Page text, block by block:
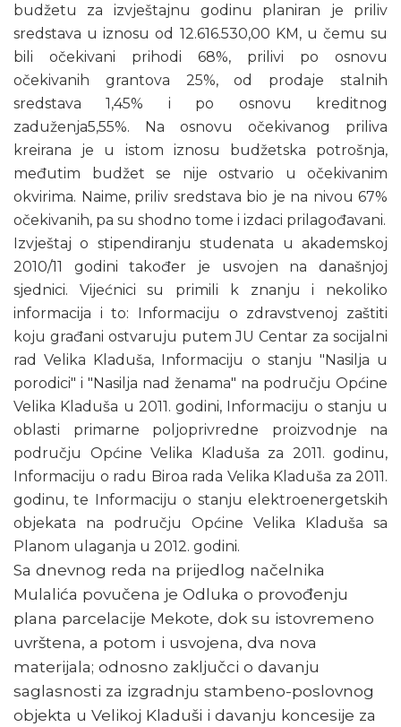
budžetu za izvještajnu godinu planiran je priliv
sredstava u iznosu od 12.616.530,00 KM, u čemu su
bili očekivani prihodi 68%, prilivi po osnovu
očekivanih grantova 25%, od prodaje stalnih
sredstava 1,45% i po osnovu kreditnog
zaduženja5,55%. Na osnovu očekivanog priliva
kreirana je u istom iznosu budžetska potrošnja,
međutim budžet se nije ostvario u očekivanim
okvirima. Naime, priliv sredstava bio je na nivou 67%
očekivanih, pa su shodno tome i izdaci prilagođavani.
Izvještaj o stipendiranju studenata u akademskoj
2010/11 godini također je usvojen na današnjoj
sjednici. Vijećnici su primili k znanju i nekoliko
informacija i to: Informaciju o zdravstvenoj zaštiti
koju građani ostvaruju putem JU Centar za socijalni
rad Velika Kladuša, Informaciju o stanju "Nasilja u
porodici" i "Nasilja nad ženama" na području Općine
Velika Kladuša u 2011. godini, Informaciju o stanju u
oblasti primarne poljoprivredne proizvodnje na
području Općine Velika Kladuša za 2011. godinu,
Informaciju o radu Biroa rada Velika Kladuša za 2011.
godinu, te Informaciju o stanju elektroenergetskih
objekata na području Općine Velika Kladuša sa
Planom ulaganja u 2012. godini.
Sa dnevnog reda na prijedlog načelnika
Mulalića povučena je Odluka o provođenju
plana parcelacije Mekote, dok su istovremeno
uvrštena, a potom i usvojena, dva nova
materijala; odnosno zaključci o davanju
saglasnosti za izgradnju stambeno-poslovnog
objekta u Velikoj Kladuši i davanju koncesije za